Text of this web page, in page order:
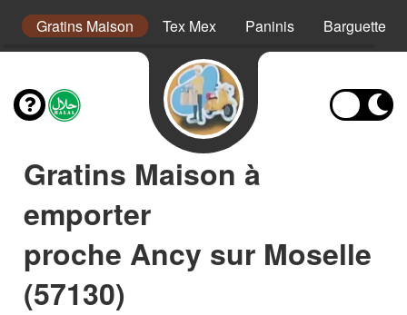
Gratins Maison Tex Mex Paninis Barguettes
Gratins Maison à
emporter
proche Ancy sur Moselle
(57130)